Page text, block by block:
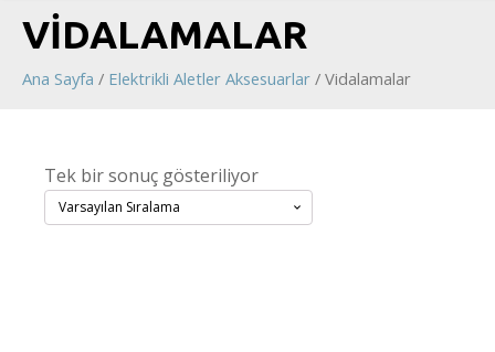
VIDALAMALAR
Ana Sayfa / Elektrikli Aletler Aksesuarlar / Vidalamalar
Tek bir sonuç gösteriliyor